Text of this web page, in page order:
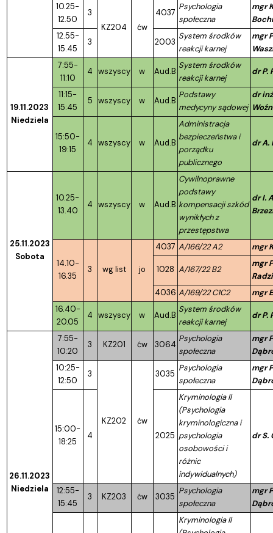
10.25-
12.50
3
KZ204
ćw
4037
Psychologia
społeczna
mgr
12.55-
15.45
3 2003
System środków
reakcji karnej
mgr
19.11.2023
Niedziela
7:55-
11:10
4 wszyscy w Aud.B
System środków
reakcji karnej
dr P.
11:15-
15:45
5 wszyscy w Aud.B
Podstawy
medycyny sądowej
dr
15:50-
19:15
4 wszyscy w Aud.B
Administracja
bezpieczeństwa i
porządku
publicznego
dr A.
25.11.2023
Sobota
10.25-
13.40
4 wszyscy w Aud.B
Cywilnoprawne
podstawy
kompensacji szkód
wynikłych z
przestępstwa
dr I.
14.10-
16.35
3 wg list jo
4037 A/166/22 A2 mgr
1028 A/167/22 B2
mgr
4036 A/169/22 C1C2
mgr
16.40-
20.05
4 wszyscy w Aud.B
System środków
reakcji karnej
dr P.
26.11.2023
Niedziela
7:55-
10:20
3 KZ201 ćw 3064
Psychologia
społeczna
mgr
10:25-
12:50
3
KZ202 ćw
3035
Psychologia
społeczna
mgr
15:00-
18:25
4 2025
Kryminologia II
(Psychologia
kryminologiczna i
psychologia
osobowości i
różnic
indywidualnych)
dr S.
12:55-
15:45
3 KZ203 ćw 3035
Psychologia
społeczna
mgr
Kryminologia II